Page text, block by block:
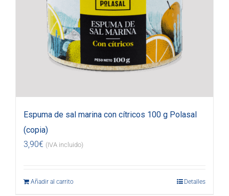
Espuma de sal marina con cítricos 100 g Polasal
(copia)
3,90€ (IVA incluido)
Añadir al carrito Detalles